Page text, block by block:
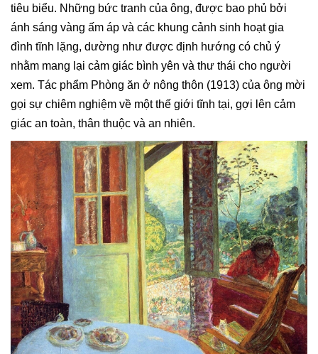
tiêu biểu. Những bức tranh của ông, được bao phủ bởi
ánh sáng vàng ấm áp và các khung cảnh sinh hoạt gia
đình tĩnh lặng, dường như được định hướng có chủ ý
nhằm mang lại cảm giác bình yên và thư thái cho người
xem. Tác phẩm Phòng ăn ở nông thôn (1913) của ông mời
gọi sự chiêm nghiệm về một thế giới tĩnh tại, gợi lên cảm
giác an toàn, thân thuộc và an nhiên.